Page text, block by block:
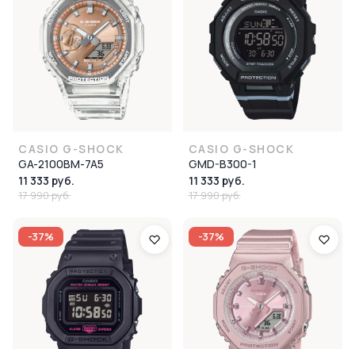
CASIO G-SHOCK
GA-2100BM-7A5
11 333 руб.
17 990 руб.
CASIO G-SHOCK
GMD-B300-1
11 333 руб.
17 990 руб.
-37% -37%